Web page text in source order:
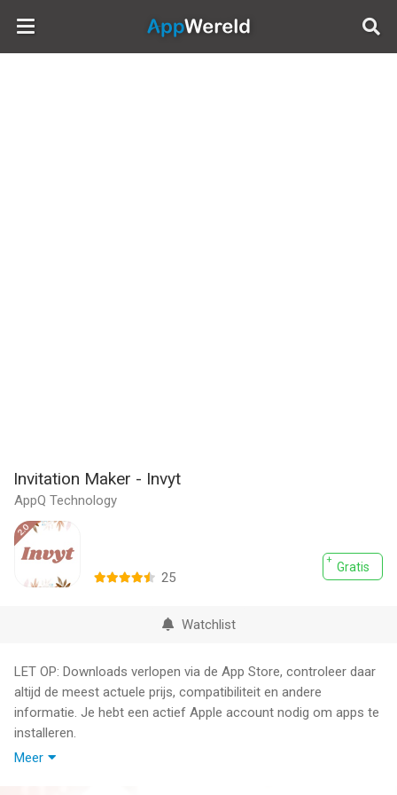
AppWereld
Invitation Maker - Invyt
AppQ Technology
Gratis
25
Watchlist
LET OP: Downloads verlopen via de App Store, controleer daar
altijd de meest actuele prijs, compatibiliteit en andere
informatie. Je hebt een actief Apple account nodig om apps te
installeren.
Meer